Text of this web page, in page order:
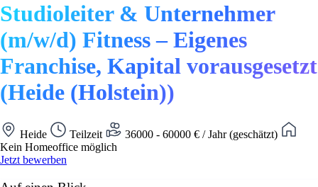
Studioleiter & Unternehmer
(m/w/d) Fitness – Eigenes
Franchise, Kapital vorausgesetzt
(Heide (Holstein))
Heide Teilzeit
36000 - 60000 € / Jahr (geschätzt)
Kein Homeoffice möglich
Jetzt bewerben